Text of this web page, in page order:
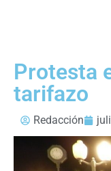
Protesta
tarifazo
Redacción